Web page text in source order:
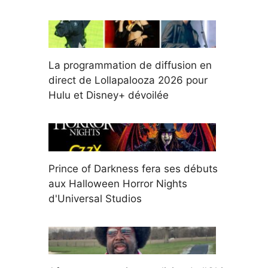
La programmation de diffusion en
direct de Lollapalooza 2026 pour
Hulu et Disney+ dévoilée
Prince of Darkness fera ses débuts
aux Halloween Horror Nights
d'Universal Studios